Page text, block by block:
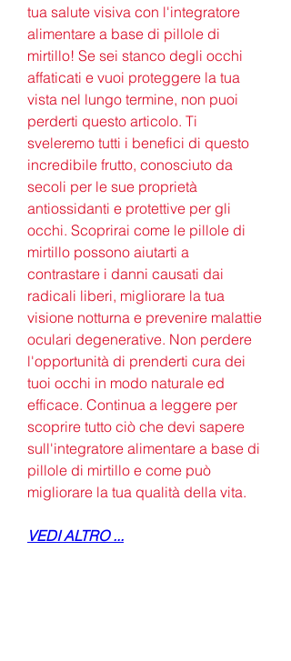
tua salute visiva con l'integratore
alimentare a base di pillole di
mirtillo! Se sei stanco degli occhi
affaticati e vuoi proteggere la tua
vista nel lungo termine, non puoi
perderti questo articolo. Ti
sveleremo tutti i benefici di questo
incredibile frutto, conosciuto da
secoli per le sue proprietà
antiossidanti e protettive per gli
occhi. Scoprirai come le pillole di
mirtillo possono aiutarti a
contrastare i danni causati dai
radicali liberi, migliorare la tua
visione notturna e prevenire malattie
oculari degenerative. Non perdere
l'opportunità di prenderti cura dei
tuoi occhi in modo naturale ed
efficace. Continua a leggere per
scoprire tutto ciò che devi sapere
sull'integratore alimentare a base di
pillole di mirtillo e come può
migliorare la tua qualità della vita.
VEDI ALTRO ...